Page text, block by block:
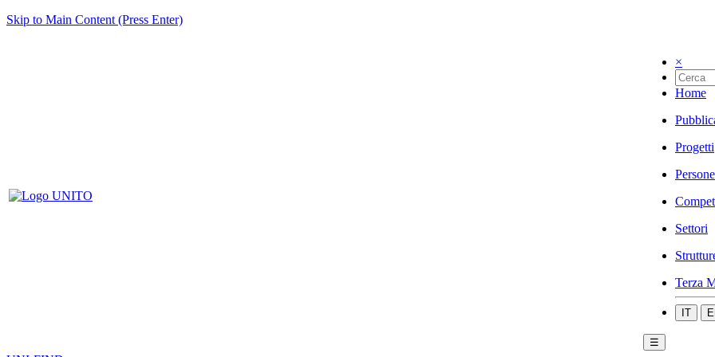
Skip to Main Content (Press Enter)
×
Home
Progetti
Persone
Settori
Terza
IT
☰